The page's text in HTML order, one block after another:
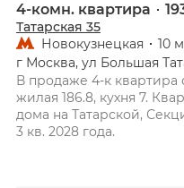
4-комн. квартира
Татарская 35
Новокузнецкая
10
г Москва, ул Большая
В продаже 4-к квартира
жилая 186.8, кухня 7.
дома на Татарской,